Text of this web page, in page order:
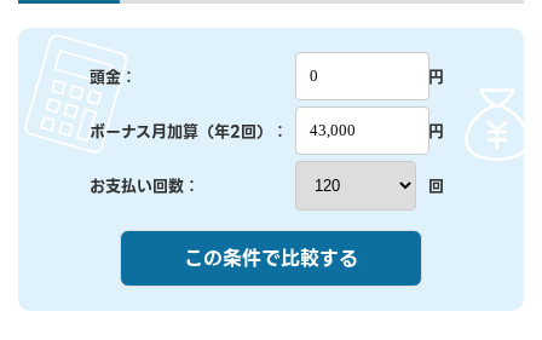
頭金： 円
ボーナス月加算（年2回）： 円
お支払い回数： 回